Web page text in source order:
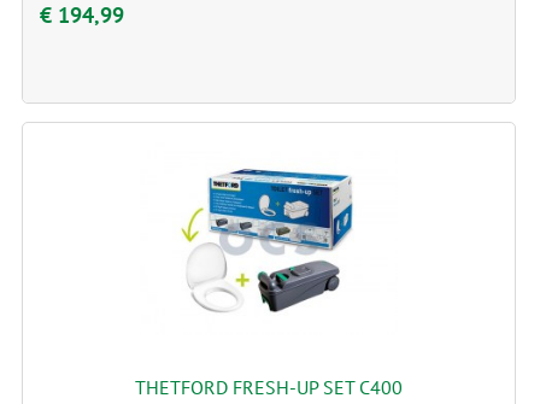
€ 194,99
THETFORD FRESH-UP SET C400